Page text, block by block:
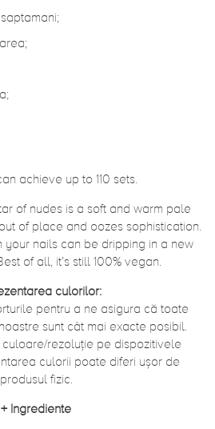
achieve up to 110 sets.
of nudes is a soft and warm pale
of place and oozes sophistication.
your nails can be dripping in a new
of all, it’s still 100% vegan.
culorilor:
pentru a ne asigura că toate
sunt cât mai exacte posibil.
rezoluție pe dispozitivele
culorii poate diferi ușor de
produsul fizic.
+ Ingrediente